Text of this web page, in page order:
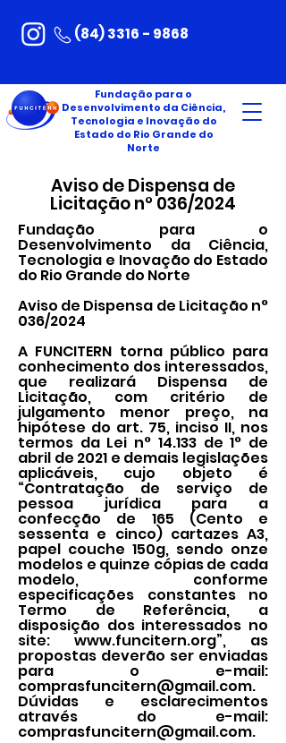
(84) 3316 - 9868
Fundação para o
Desenvolvimento da Ciência,
Tecnologia e Inovação do
Estado do Rio Grande do
Norte
Aviso de Dispensa de
Licitação n° 036/2024
Fundação para o
Desenvolvimento da Ciência,
Tecnologia e Inovação do Estado
do Rio Grande do Norte
Aviso de Dispensa de Licitação n°
036/2024
A FUNCITERN torna público para
conhecimento dos interessados,
que realizará Dispensa de
Licitação, com critério de
julgamento menor preço, na
hipótese do art. 75, inciso II, nos
termos da Lei n° 14.133 de 1° de
abril de 2021 e demais legislações
aplicáveis, cujo objeto é
“Contratação de serviço de
pessoa jurídica para a
confecção de 165 (Cento e
sessenta e cinco) cartazes A3,
papel couche 150g, sendo onze
modelos e quinze cópias de cada
modelo, conforme
especificações constantes no
Termo de Referência, a
disposição dos interessados no
site:www.funcitern.org”, as
propostas deverão ser enviadas
para o e-mail:
comprasfuncitern@gmail.com.
Dúvidas e esclarecimentos
através do e-mail:
comprasfuncitern@gmail.com.